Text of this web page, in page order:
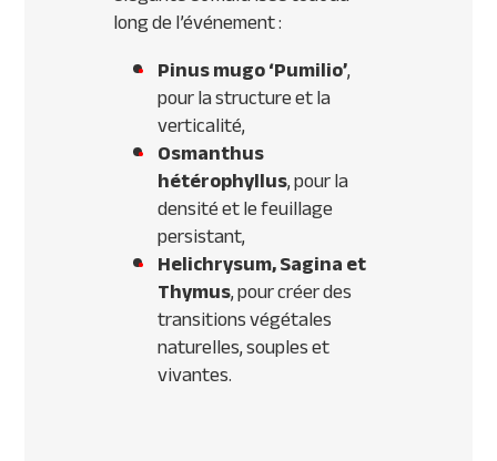
long de l’événement :
Pinus mugo ‘Pumilio’,
pour la structure et la
verticalité,
Osmanthus
hétérophyllus, pour la
densité et le feuillage
persistant,
Helichrysum, Sagina et
Thymus, pour créer des
transitions végétales
naturelles, souples et
vivantes.